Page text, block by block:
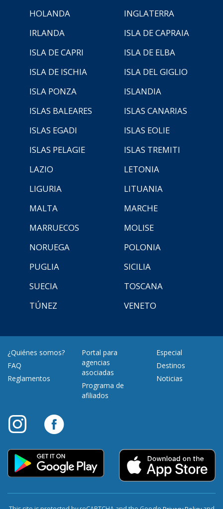
HOLANDA
INGLATERRA
IRLANDA
ISLA DE CAPRAIA
ISLA DE CAPRI
ISLA DE ELBA
ISLA DE ISCHIA
ISLA DEL GIGLIO
ISLA PONZA
ISLANDIA
ISLAS BALEARES
ISLAS CANARIAS
ISLAS EGADI
ISLAS EOLIE
ISLAS PELAGIE
ISLAS TREMITI
LAZIO
LETONIA
LIGURIA
LITUANIA
MALTA
MARCHE
MARRUECOS
MOLISE
NORUEGA
POLONIA
PUGLIA
SICILIA
SUECIA
TOSCANA
TÚNEZ
VENETO
¿Quiénes somos?
FAQ
Reglamentos
Portal para
agencias
asociadas
Programa de
afiliados
Especial
Destinos
Noticias